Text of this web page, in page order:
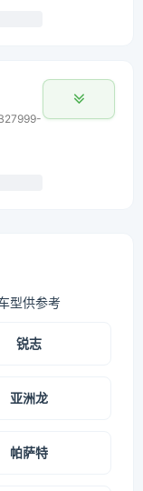
型供参考
锐志
亚洲龙
帕萨特